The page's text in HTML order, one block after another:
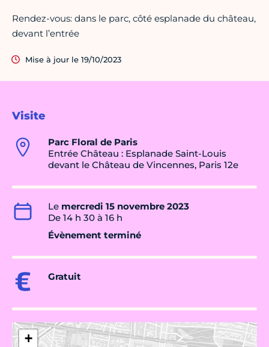
Visite
Parc Floral de Paris
Entrée Château : Esplanade Saint-Louis
devant le Château de Vincennes, Paris 12e
Le mercredi 15 novembre 2023
De 14 h 30 à 16 h
Évènement terminé
Gratuit
+
Rendez-vous: dans le parc, côté esplanade du château,
devant l’entrée
Mise à jour le 19/10/2023